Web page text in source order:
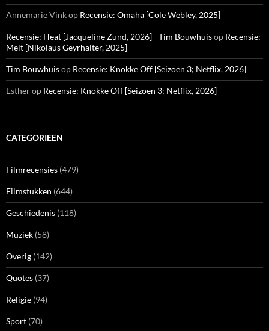
Annemarie Vinkop Recensie: Omaha [Cole Webley, 2025]
Recensie: Heat [Jacqueline Zünd, 2026] - Tim Bouwhuisop Recensie:
Melt [Nikolaus Geyrhalter, 2025]
Tim Bouwhuisop Recensie: Knokke Off [Seizoen 3; Netflix, 2026]
Estherop Recensie: Knokke Off [Seizoen 3; Netflix, 2026]
CATEGORIEËN
Filmrecensies (479)
Filmstukken (644)
Geschiedenis (118)
Muziek (58)
Overig (142)
Quotes (37)
Religie (94)
Sport (70)